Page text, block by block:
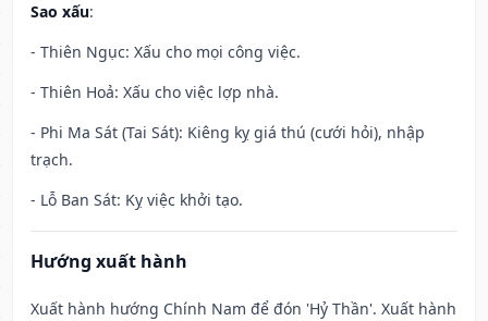
Sao xấu:
- Thiên Ngục: Xấu cho mọi công việc.
- Thiên Hoả: Xấu cho việc lợp nhà.
- Phi Ma Sát (Tai Sát): Kiêng kỵ giá thú (cưới hỏi), nhập
trạch.
- Lỗ Ban Sát: Kỵ việc khởi tạo.
Hướng xuất hành
Xuất hành hướng Chính Nam để đón 'Hỷ Thần'. Xuất hành